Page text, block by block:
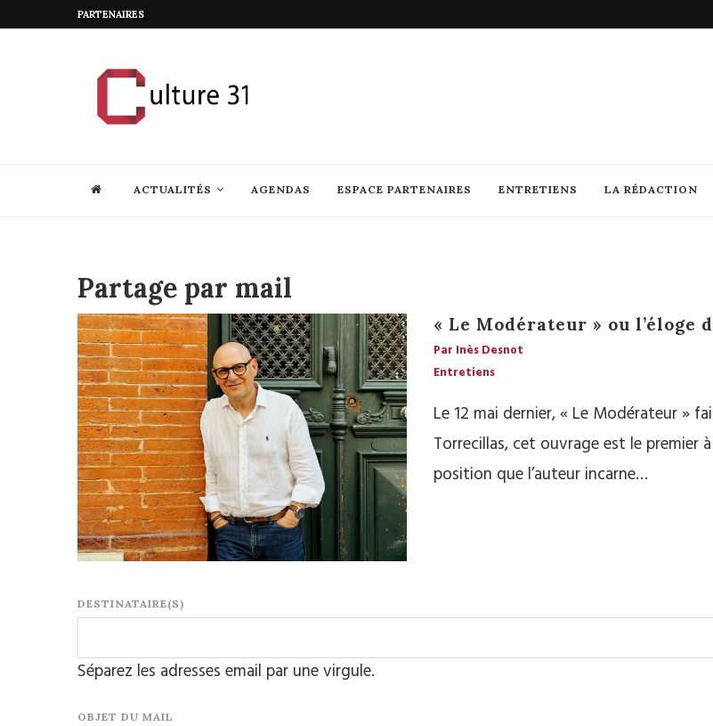
PARTENAIRES
ACTUALITÉS AGENDAS ESPACE PARTENAIRES ENTRETIENS LA RÉDACTION
Partage par mail
« Le Modérateur » ou
Par Inès Desnot
Entretiens
Le 12 mai dernier, « Le Modérateur »
Torrecillas, cet ouvrage est le premier
position que l’auteur incarne…
DESTINATAIRE(S)
Séparez les adresses email par une virgule.
OBJET DU MAIL